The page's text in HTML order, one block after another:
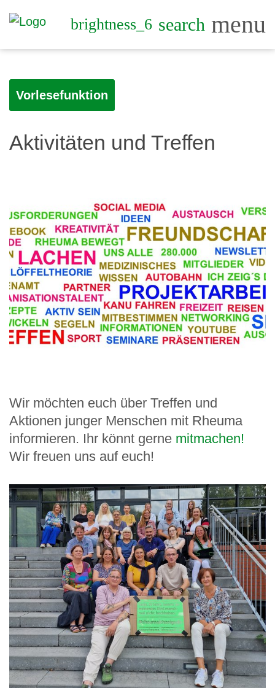
brightness_6 search menu
Vorlesefunktion
Aktivitäten und Treffen
Wir möchten euch über Treffen und
Aktionen junger Menschen mit Rheuma
informieren. Ihr könnt gerne mitmachen!
Wir freuen uns auf euch!